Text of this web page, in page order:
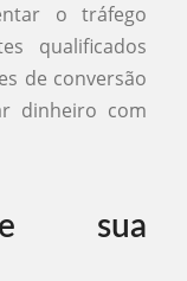
o tráfego
qualificados
de conversão
dinheiro com
e sua